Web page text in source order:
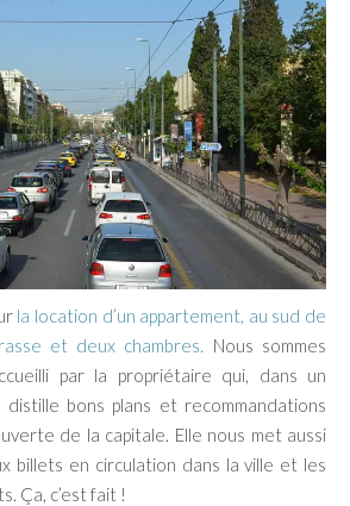
la location d’un appartement, au sud de
et deux chambres. Nous sommes
par la propriétaire qui, dans un
distille bons plans et recommandations
de la capitale. Elle nous met aussi
billets en circulation dans la ville et les
Ça, c’est fait !